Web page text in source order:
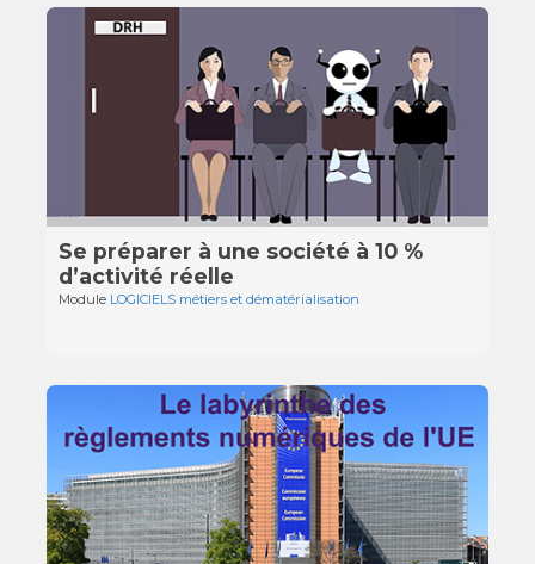
Se préparer à une société à 10 %
d’activité réelle
Module LOGICIELS métiers et dématérialisation